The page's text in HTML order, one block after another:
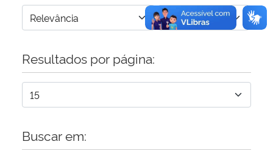
Resultados por página:
Buscar em: